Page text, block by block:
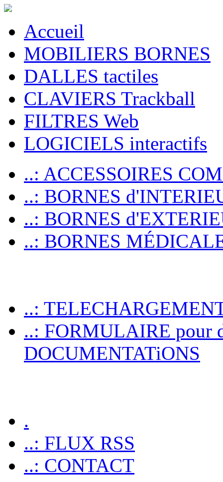
Accueil
MOBILIERS BORNES
DALLES tactiles
CLAVIERS Trackball
FILTRES Web
LOGICIELS interactifs
..: ACCESSOIRES
..: BORNES
..: BORNES
..: BORNES
..:
..: FORMULAIRE pour
DOCUMENTATiONS
.
..: FLUX RSS
..: CONTACT